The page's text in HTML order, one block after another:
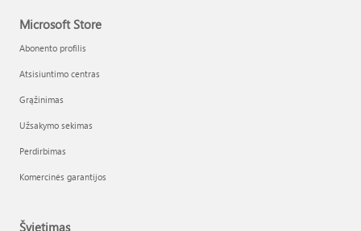
Microsoft Store
Abonento profilis
Atsisiuntimo centras
Grąžinimas
Užsakymo sekimas
Perdirbimas
Komercinės garantijos
Švietimas